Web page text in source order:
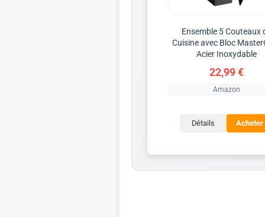
Ensemble 5 Couteaux
Cuisine avec Bloc
Acier Inoxydable
22,99 €
Amazon
Détails Acheter